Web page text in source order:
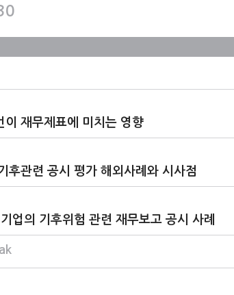
이 재무제표에 미치는 영향
후관련 공시 평가 해외사례와 시사점
업의 기후위험 관련 재무보고 공시 사례